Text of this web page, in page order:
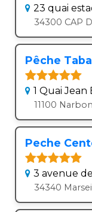
23 quai
34300 CAP
Pêche
1 Quai
11100
Peche
3 avenue
34340